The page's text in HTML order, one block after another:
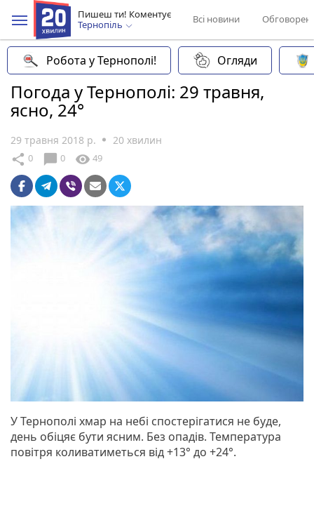
Пишеш ти! Коментує
Тернопіль
Всі новини
Робота у Тернополі! Огляди
Погода у Тернополі: 29 травня,
ясно, 24°
29 травня 2018 р. 20 хвилин
share 0 chat_bubble 0 visibility 49
У Тернополі хмар на небі спостерігатися не буде,
день обіцяє бути ясним. Без опадів. Температура
повітря коливатиметься від +13° до +24°.